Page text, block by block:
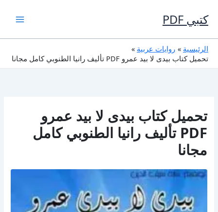
إلى
المحتوى
كتبي PDF
الرئيسية
روايات عربية
تحميل كتاب بيدى لا بيد عمرو PDF تأليف رانيا الطنوبي كامل مجانا
تحميل كتاب بيدى لا بيد عمرو
PDF تأليف رانيا الطنوبي كامل
مجانا